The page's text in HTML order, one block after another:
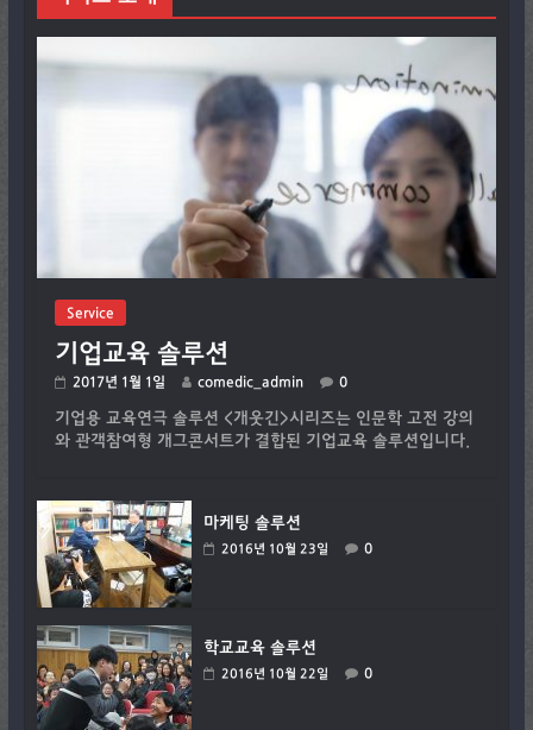
Service
기업교육 솔루션
2017년 1월 1일 comedic_admin 0
기업용 교육연극 솔루션 <개웃긴>시리즈는 인문학 고전 강의
와 관객참여형 개그콘서트가 결합된 기업교육 솔루션입니다.
마케팅 솔루션
2016년 10월 23일 0
학교교육 솔루션
2016년 10월 22일 0